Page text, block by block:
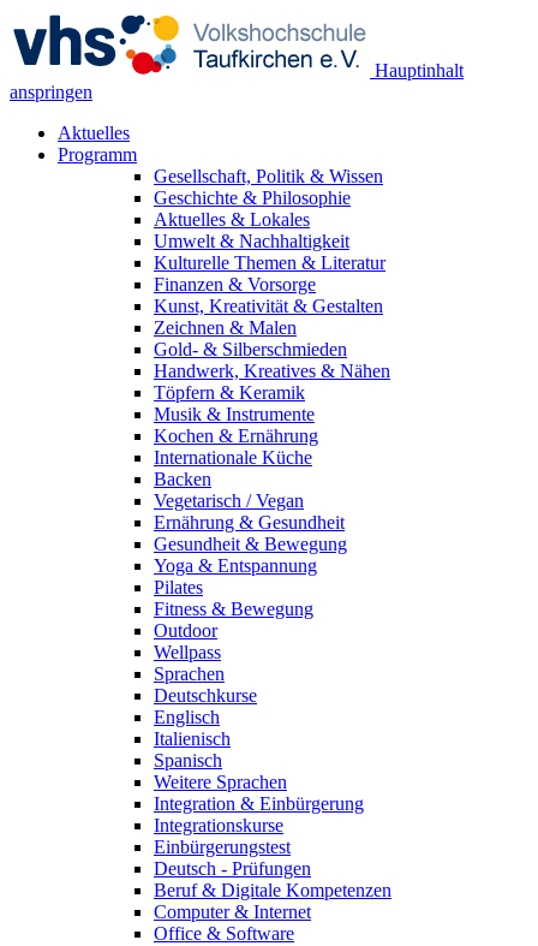
Hauptinhalt
anspringen
Aktuelles
Programm
Gesellschaft, Politik & Wissen
Geschichte & Philosophie
Aktuelles & Lokales
Umwelt & Nachhaltigkeit
Kulturelle Themen & Literatur
Finanzen & Vorsorge
Kunst, Kreativität & Gestalten
Zeichnen & Malen
Gold- & Silberschmieden
Handwerk, Kreatives & Nähen
Töpfern & Keramik
Musik & Instrumente
Kochen & Ernährung
Internationale Küche
Backen
Vegetarisch / Vegan
Ernährung & Gesundheit
Gesundheit & Bewegung
Yoga & Entspannung
Pilates
Fitness & Bewegung
Outdoor
Wellpass
Sprachen
Deutschkurse
Englisch
Italienisch
Spanisch
Weitere Sprachen
Integration & Einbürgerung
Integrationskurse
Einbürgerungstest
Deutsch - Prüfungen
Beruf & Digitale Kompetenzen
Computer & Internet
Office & Software